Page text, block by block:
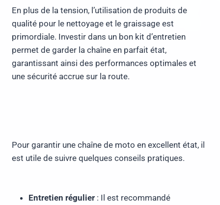
En plus de la tension, l’utilisation de produits de
qualité pour le nettoyage et le graissage est
primordiale. Investir dans un bon kit d’entretien
permet de garder la chaîne en parfait état,
garantissant ainsi des performances optimales et
une sécurité accrue sur la route.
Pour garantir une chaîne de moto en excellent état, il
est utile de suivre quelques conseils pratiques.
Entretien régulier : Il est recommandé